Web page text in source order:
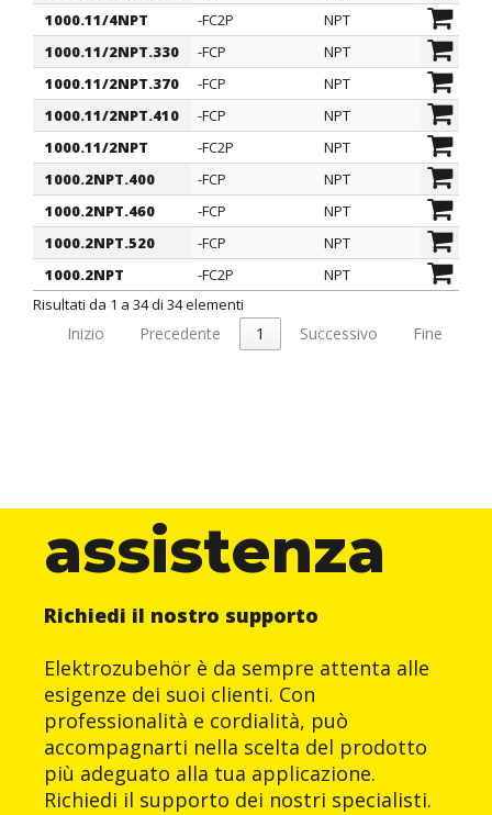
1000.11/4NPT
-FC2P NPT
1000.11/2NPT.330
-FCP NPT
1000.11/2NPT.370
-FCP NPT
1000.11/2NPT.410
-FCP NPT
1000.11/2NPT
-FC2P NPT
1000.2NPT.400
-FCP NPT
1000.2NPT.460
-FCP NPT
1000.2NPT.520
-FCP NPT
1000.2NPT
-FC2P NPT
Risultati da 1 a 34 di 34 elementi
Inizio Precedente 1 Successivo Fine
assistenza
Richiedi il nostro supporto
Elektrozubehör è da sempre attenta alle
esigenze dei suoi clienti. Con
professionalità e cordialità, può
accompagnarti nella scelta del prodotto
più adeguato alla tua applicazione.
Richiedi il supporto dei nostri specialisti.